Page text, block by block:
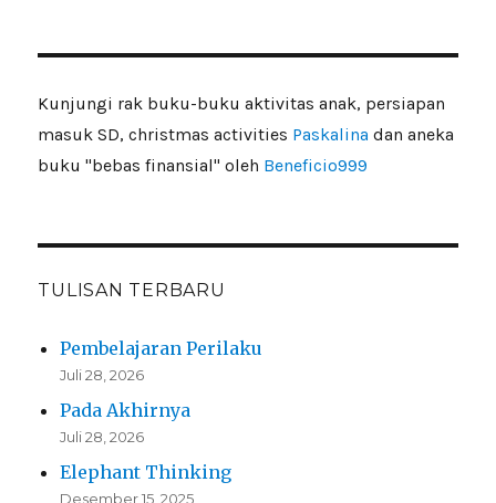
Kunjungi rak buku-buku aktivitas anak, persiapan
masuk SD, christmas activities Paskalinadan aneka
buku "bebas finansial" oleh Beneficio999
TULISAN TERBARU
Pembelajaran Perilaku
Juli 28, 2026
Pada Akhirnya
Juli 28, 2026
Elephant Thinking
Desember 15, 2025